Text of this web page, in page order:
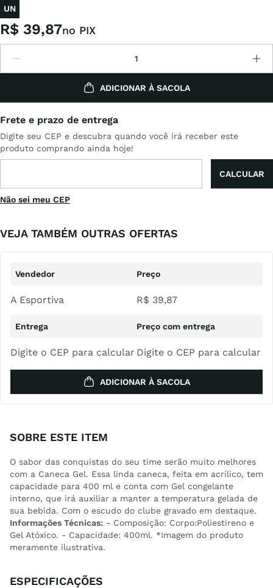
UN
R$ 39,87no PIX
ADICIONAR À SACOLA
Não sei meu CEP
VEJA TAMBÉM OUTRAS OFERTAS
A Esportiva R$ 39,87
Digite o CEP para calcular Digite o CEP para calcular
ADICIONAR À SACOLA
SOBRE ESTE ITEM
O sabor das conquistas do seu time serão muito melhores
com a Caneca Gel. Essa linda caneca, feita em acrílico, tem
capacidade para 400 ml e conta com Gel congelante
interno, que irá auxiliar a manter a temperatura gelada de
sua bebida. Com o escudo do clube gravado em destaque.
Informações Técnicas: - Composição: Corpo:Poliestireno e
Gel Atóxico. - Capacidade: 400ml. *Imagem do produto
meramente ilustrativa.
ESPECIFICAÇÕES